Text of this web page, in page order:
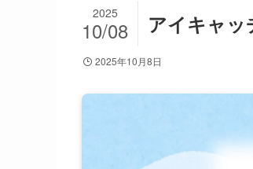
アイキャッ
2025
10/08
2025年10月8日